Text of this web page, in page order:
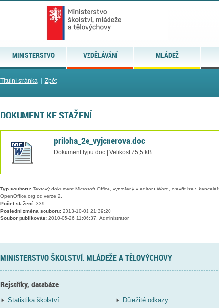
MINISTERSTVO VZDĚLÁVÁNÍ MLÁDEŽ
Titulní stránka| Zpět
DOKUMENT KE STAŽENÍ
priloha_2e_vyjcnerova.doc
Dokument typu doc | Velikost 75,5 kB
Typ souboru:Textový dokument Microsoft Office, vytvořený v editoru Word, otevřít lze v
OpenOffice.org od verze 2.
Počet stažení:339
Poslední změna souboru:2013-10-01 21:39:20
Soubor publikován:2010-05-26 11:06:37, Administrator
MINISTERSTVO ŠKOLSTVÍ, MLÁDEŽE A TĚLOVÝCHOVY
Rejstříky, databáze
Statistika školství
Důležité odkazy